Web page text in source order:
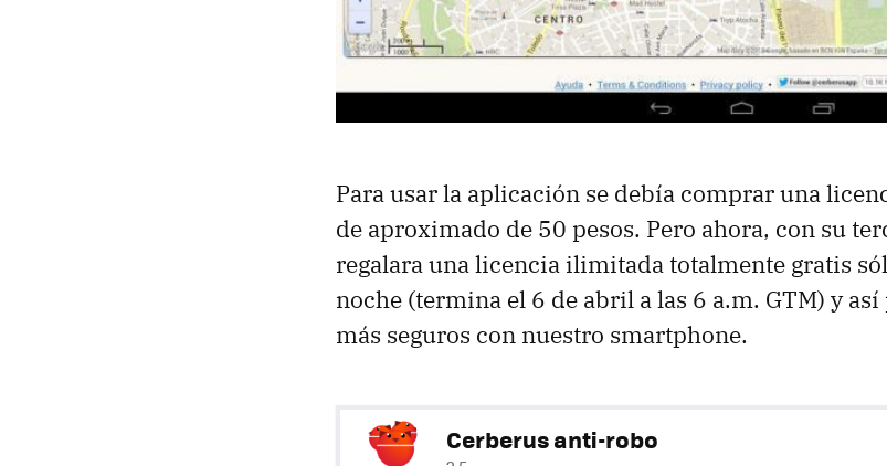
Para usar la aplicación se debía comprar una
de aproximado de 50 pesos. Pero ahora, con su
regalara una licencia ilimitada totalmente gratis
noche (termina el 6 de abril a las 6 a.m. GTM) y
más seguros con nuestro smartphone.
Cerberus anti-robo